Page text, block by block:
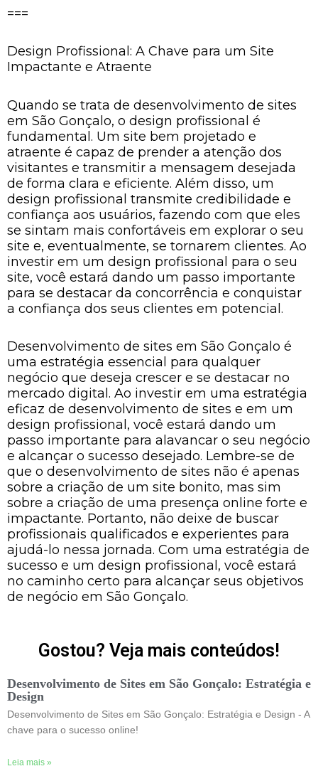
===
Design Profissional: A Chave para um Site
Impactante e Atraente
Quando se trata de desenvolvimento de sites
em São Gonçalo, o design profissional é
fundamental. Um site bem projetado e
atraente é capaz de prender a atenção dos
visitantes e transmitir a mensagem desejada
de forma clara e eficiente. Além disso, um
design profissional transmite credibilidade e
confiança aos usuários, fazendo com que eles
se sintam mais confortáveis em explorar o seu
site e, eventualmente, se tornarem clientes. Ao
investir em um design profissional para o seu
site, você estará dando um passo importante
para se destacar da concorrência e conquistar
a confiança dos seus clientes em potencial.
Desenvolvimento de sites em São Gonçalo é
uma estratégia essencial para qualquer
negócio que deseja crescer e se destacar no
mercado digital. Ao investir em uma estratégia
eficaz de desenvolvimento de sites e em um
design profissional, você estará dando um
passo importante para alavancar o seu negócio
e alcançar o sucesso desejado. Lembre-se de
que o desenvolvimento de sites não é apenas
sobre a criação de um site bonito, mas sim
sobre a criação de uma presença online forte e
impactante. Portanto, não deixe de buscar
profissionais qualificados e experientes para
ajudá-lo nessa jornada. Com uma estratégia de
sucesso e um design profissional, você estará
no caminho certo para alcançar seus objetivos
de negócio em São Gonçalo.
Gostou? Veja mais conteúdos!
Desenvolvimento de Sites em São Gonçalo: Estratégia e
Design
Desenvolvimento de Sites em São Gonçalo: Estratégia e Design - A
chave para o sucesso online!
Leia mais »